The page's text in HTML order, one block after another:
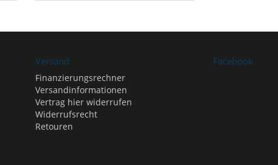
Versand
Finanzierungsrechner
Versandinformationen
Vertrag hier widerrufen
Widerrufsrecht
Retouren
Facebook